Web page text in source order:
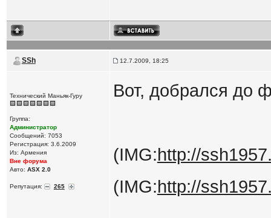
SSh 12.7.2009, 18:25
Технический Маньяк-Гуру
Группа:
Администратор
Сообщений: 7053
Регистрация: 3.6.2009
Из: Армения
Вне форума
Авто: ASX 2.0
Репутация: 265
Вот, добрался до
(IMG:http://
(IMG:http://